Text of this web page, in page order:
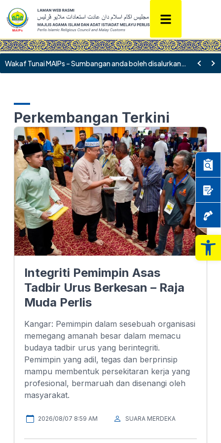
Wakaf Tunai MAIPs – Sumbangan anda boleh disalurkan ke akaun Bank Islam 09010010063983
Perkembangan Terkini
Integriti Pemimpin Asas
Tadbir Urus Berkesan – Raja
Muda Perlis
Kangar: Pemimpin dalam sesebuah organisasi
memegang amanah besar dalam memacu
budaya tadbir urus yang berintegriti.
Pemimpin yang adil, tegas dan berprinsip
mampu membentuk persekitaran kerja yang
profesional, bermaruah dan disenangi oleh
masyarakat.
2026/08/07 8:59 AM SUARA MERDEKA